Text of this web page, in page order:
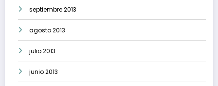
septiembre 2013
agosto 2013
julio 2013
junio 2013